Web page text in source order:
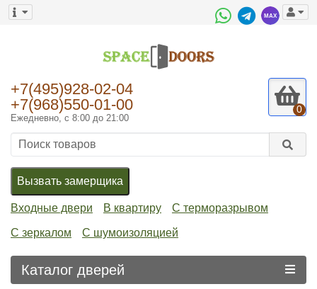
+7(495)928-02-04
+7(968)550-01-00
Ежедневно, с 8:00 до 21:00
0
Вызвать замерщика
Входные двери В квартиру С терморазрывом
С зеркалом С шумоизоляцией
Каталог дверей